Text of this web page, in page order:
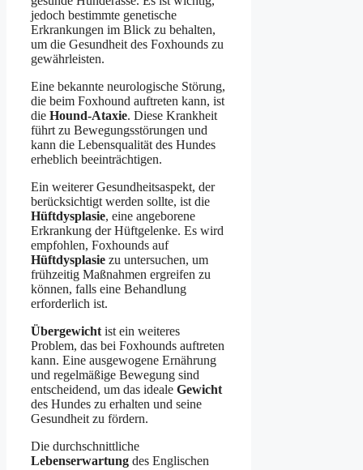
jedoch bestimmte genetische
Erkrankungen im Blick zu behalten,
um die Gesundheit des Foxhounds zu
gewährleisten.
Eine bekannte neurologische Störung,
die beim Foxhound auftreten kann, ist
die Hound-Ataxie. Diese Krankheit
führt zu Bewegungsstörungen und
kann die Lebensqualität des Hundes
erheblich beeinträchtigen.
Ein weiterer Gesundheitsaspekt, der
berücksichtigt werden sollte, ist die
Hüftdysplasie, eine angeborene
Erkrankung der Hüftgelenke. Es wird
empfohlen, Foxhounds auf
Hüftdysplasie zu untersuchen, um
frühzeitig Maßnahmen ergreifen zu
können, falls eine Behandlung
erforderlich ist.
Übergewicht ist ein weiteres
Problem, das bei Foxhounds auftreten
kann. Eine ausgewogene Ernährung
und regelmäßige Bewegung sind
entscheidend, um das ideale Gewicht
des Hundes zu erhalten und seine
Gesundheit zu fördern.
Die durchschnittliche
Lebenserwartung des Englischen